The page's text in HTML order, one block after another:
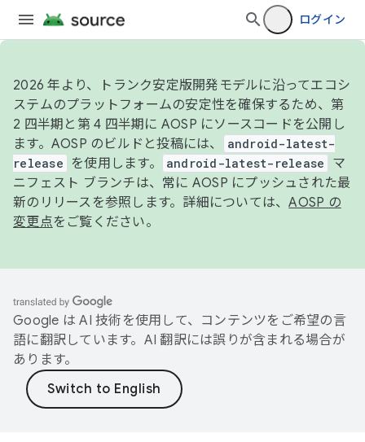
ログイン
2026 年より、トランク安定版開発モデルに沿ってエコシ
ステムのプラットフォームの安定性を確保するため、第
2 四半期と第 4 四半期に AOSP にソースコードを公開し
ます。AOSP のビルドと投稿には、
android-latest-
release
を使用します。 android-latest-release
マ
ニフェスト ブランチは、常に AOSP にプッシュされた最
新のリリースを参照します。詳細については、AOSP の
変更点をご覧ください。
Google は AI 技術を使用して、コンテンツをご希望の言
語に翻訳しています。AI 翻訳には誤りが含まれる場合が
あります。